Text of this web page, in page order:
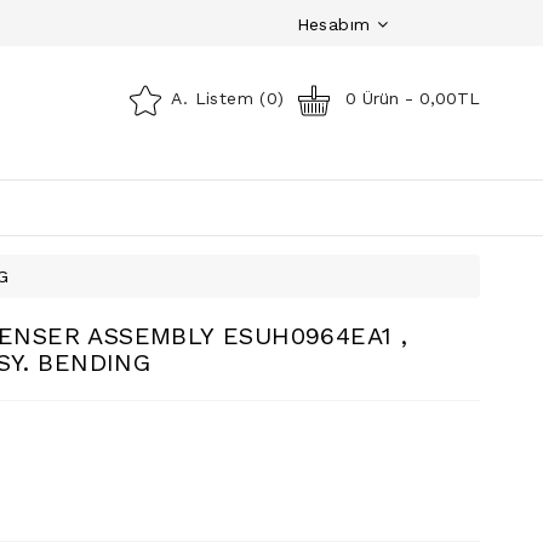
Hesabım
A. Listem (0) 0 Ürün - 0,00TL
ASSEMBLY ESUH0964EA1 ,
BENDING